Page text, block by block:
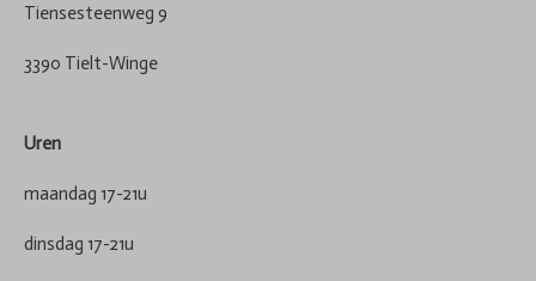
Tiensesteenweg 9
3390 Tielt-Winge
Uren
maandag 17-21u
dinsdag 17-21u